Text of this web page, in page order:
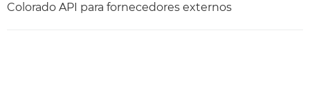
Colorado API para fornecedores externos